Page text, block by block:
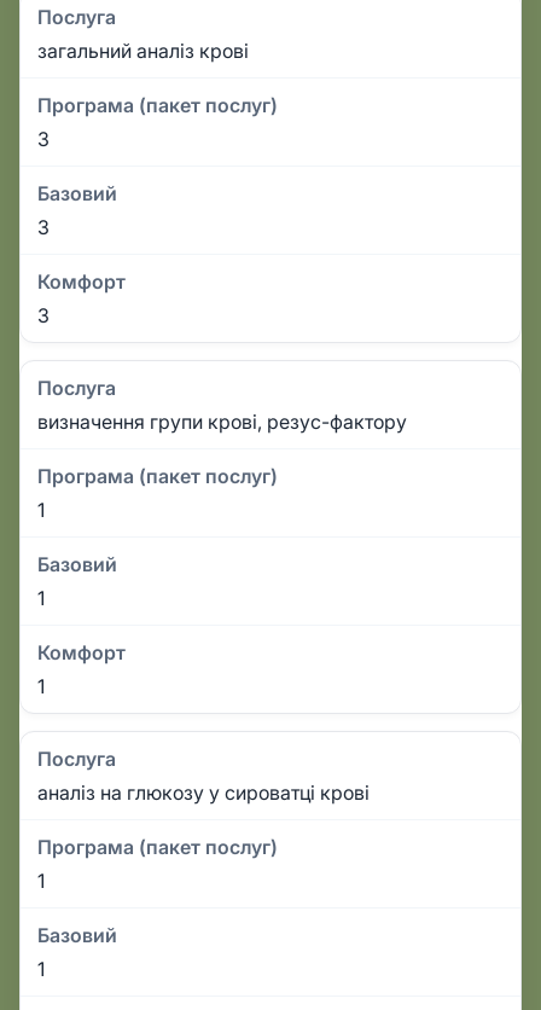
Послуга
загальний аналіз крові
Програма (пакет послуг)
3
Базовий
3
Комфорт
3
Послуга
визначення групи крові, резус-фактору
Програма (пакет послуг)
1
Базовий
1
Комфорт
1
Послуга
аналіз на глюкозу у сироватці крові
Програма (пакет послуг)
1
Базовий
1